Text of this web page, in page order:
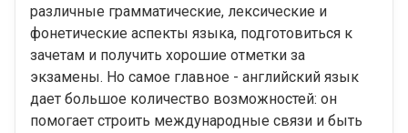
различные грамматические, лексические и
фонетические аспекты языка, подготовиться к
зачетам и получить хорошие отметки за
экзамены. Но самое главное - английский язык
дает большое количество возможностей: он
помогает строить международные связи и быть